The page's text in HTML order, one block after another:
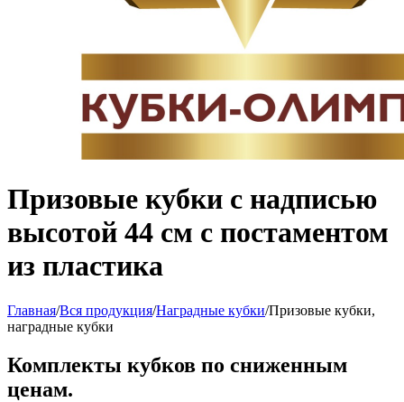
Призовые кубки с надписью
высотой 44 см с постаментом
из пластика
Главная/Вся продукция/Наградные кубки/Призовые кубки,
наградные кубки
Комплекты кубков по сниженным
ценам.